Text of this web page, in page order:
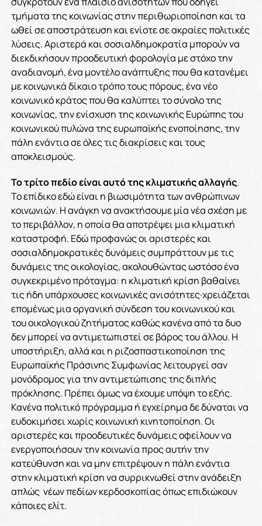
τμήματα της κοινωνίας στην περιθωριοποίηση και τα
ωθεί σε αποστράτευση και ενίοτε σε ακραίες πολιτικές
λύσεις. Αριστερά και σοσιαλδημοκρατία μπορούν να
διεκδικήσουν προοδευτική φορολογία με στόχο την
αναδιανομή, ένα μοντέλο ανάπτυξης που θα κατανέμει
με κοινωνικά δίκαιο τρόπο τους πόρους, ένα νέο
κοινωνικό κράτος που θα καλύπτει το σύνολο της
κοινωνίας, την ενίσχυση της κοινωνικής Ευρώπης του
κοινωνικού πυλώνα της ευρωπαϊκής ενοποίησης, την
πάλη ενάντια σε όλες τις διακρίσεις και τους
αποκλεισμούς.
Το τρίτο πεδίο είναι αυτό της κλιματικής αλλαγής.
Το επίδικο εδώ είναι η βιωσιμότητα των ανθρώπινων
κοινωνιών. Η ανάγκη να ανακτήσουμε μία νέα σχέση με
το περιβάλλον, η οποία θα αποτρέψει μια κλιματική
καταστροφή. Εδώ προφανώς οι αριστερές και
σοσιαλδημοκρατικές δυνάμεις συμπράττουν με τις
δυνάμεις της οικολογίας, ακολουθώντας ωστόσο ένα
συγκεκριμένο πρόταγμα: η κλιματική κρίση βαθαίνει
τις ήδη υπάρχουσες κοινωνικές ανισότητες·χρειάζεται
επομένως μια οργανική σύνδεση του κοινωνικού και
του οικολογικού ζητήματος καθώς κανένα από τα δυο
δεν μπορεί να αντιμετωπιστεί σε βάρος του άλλου. Η
υποστήριξη, αλλά και η ριζοσπαστικοποίηση της
Ευρωπαϊκής Πράσινης Συμφωνίας λειτουργεί σαν
μονόδρομος για την αντιμετώπισης της διπλής
πρόκλησης. Πρέπει όμως να έχουμε υπόψη το εξής.
Κανένα πολιτικό πρόγραμμα ή εγχείρημα δε δύναται να
ευδοκιμήσει χωρίς κοινωνική κινητοποίηση. Οι
αριστερές και προοδευτικές δυνάμεις οφείλουν να
ενεργοποιήσουν την κοινωνία προς αυτήν την
κατεύθυνση και να μην επιτρέψουν η πάλη ενάντια
στην κλιματική κρίση να συρρικνωθεί στην ανάδειξη
απλώς νέων πεδίων κερδοσκοπίας όπως επιδιώκουν
κάποιες ελίτ.